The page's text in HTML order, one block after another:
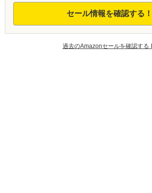
セール情報を確認する！
過去のAmazonセールを確認する